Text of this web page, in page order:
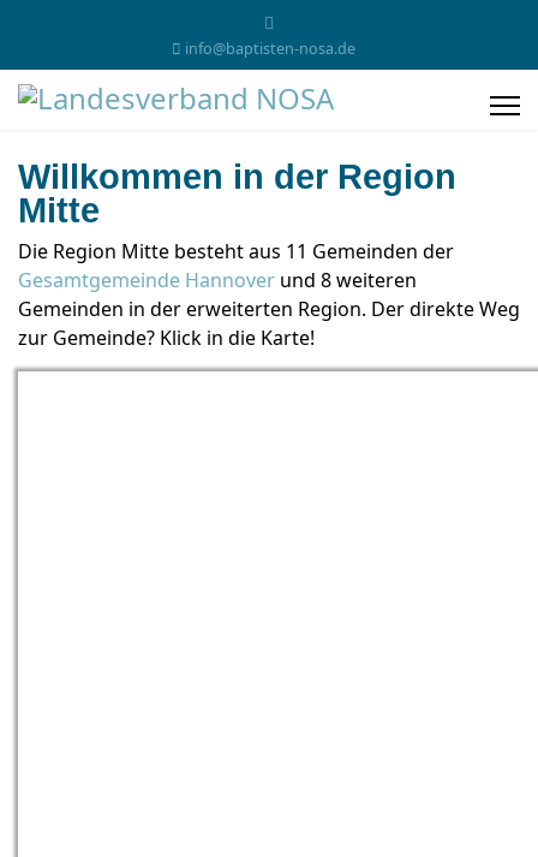
info@baptisten-nosa.de
Willkommen in der Region
Mitte
Die Region Mitte besteht aus 11 Gemeinden der
Gesamtgemeinde Hannover und 8 weiteren
Gemeinden in der erweiterten Region. Der direkte Weg
zur Gemeinde? Klick in die Karte!